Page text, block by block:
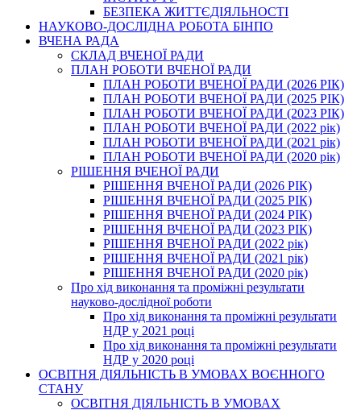
БЕЗПЕКА ЖИТТЄДІЯЛЬНОСТІ
НАУКОВО-ДОСЛІДНА РОБОТА БІНПО
ВЧЕНА РАДА
СКЛАД ВЧЕНОЇ РАДИ
ПЛАН РОБОТИ ВЧЕНОЇ РАДИ
ПЛАН РОБОТИ ВЧЕНОЇ РАДИ (2026 РІК)
ПЛАН РОБОТИ ВЧЕНОЇ РАДИ (2025 РІК)
ПЛАН РОБОТИ ВЧЕНОЇ РАДИ (2023 РІК)
ПЛАН РОБОТИ ВЧЕНОЇ РАДИ (2022 рік)
ПЛАН РОБОТИ ВЧЕНОЇ РАДИ (2021 рік)
ПЛАН РОБОТИ ВЧЕНОЇ РАДИ (2020 рік)
РІШЕННЯ ВЧЕНОЇ РАДИ
РІШЕННЯ ВЧЕНОЇ РАДИ (2026 РІК)
РІШЕННЯ ВЧЕНОЇ РАДИ (2025 РІК)
РІШЕННЯ ВЧЕНОЇ РАДИ (2024 РІК)
РІШЕННЯ ВЧЕНОЇ РАДИ (2023 РІК)
РІШЕННЯ ВЧЕНОЇ РАДИ (2022 рік)
РІШЕННЯ ВЧЕНОЇ РАДИ (2021 рік)
РІШЕННЯ ВЧЕНОЇ РАДИ (2020 рік)
Про хід виконання та проміжні результати
науково-дослідної роботи
Про хід виконання та проміжні результати
НДР у 2021 році
Про хід виконання та проміжні результати
НДР у 2020 році
ОСВІТНЯ ДІЯЛЬНІСТЬ В УМОВАХ ВОЄННОГО
СТАНУ
ОСВІТНЯ ДІЯЛЬНІСТЬ В УМОВАХ